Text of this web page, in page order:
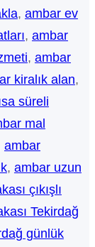
, ambar ev
, ambar
, ambar
kiralık alan
süreli
mal
ambar
, ambar uzun
çıkışlı
Tekirdağ
günlük